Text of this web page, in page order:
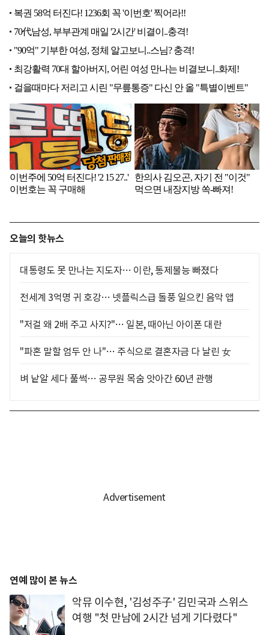
오늘의 핫뉴스
대통령도 못 만나는 지도자… 이란, 통제불능 빠졌다
전세계 3억명 귀 호강… 넷플릭스급 돌풍 일으킨 음악 앱
"저걸 왜 2배 주고 사지?"… 일본, 때아닌 아이폰 대란
"파혼 말할 엄두 안 나"… 주식으로 결혼자금 다 날린 女
벼 낱알 세다 풀썩… 공무원 목숨 앗아간 60년 관행
연예 많이 본 뉴스
악뮤 이수현, '김성주子' 김민국과 스위스
여행 "첫 만남에 2시간 넘게 기다렸다"